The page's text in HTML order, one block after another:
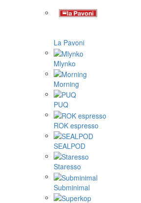
La Pavoni
Mlynko
Morning
PUQ
ROK espresso
SEALPOD
Staresso
Subminimal